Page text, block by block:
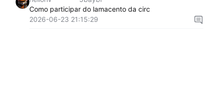
Como participar do lamacento da circ
2026-06-23 21:15:29